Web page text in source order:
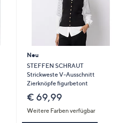
Neu
STEFFEN SCHRAUT
Strickweste V-Ausschnitt
Zierknöpfe figurbetont
€ 69,99
Weitere Farben verfügbar